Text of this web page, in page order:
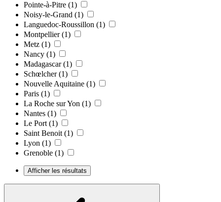
Pointe-à-Pitre (1)
Noisy-le-Grand (1)
Languedoc-Roussillon (1)
Montpellier (1)
Metz (1)
Nancy (1)
Madagascar (1)
Schœlcher (1)
Nouvelle Aquitaine (1)
Paris (1)
La Roche sur Yon (1)
Nantes (1)
Le Port (1)
Saint Benoit (1)
Lyon (1)
Grenoble (1)
Afficher les résultats